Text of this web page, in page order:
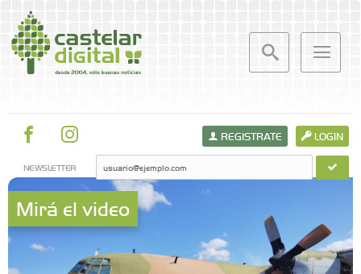
LOGIN
REGISTRATE
NEWSLETTER
Mirá el video